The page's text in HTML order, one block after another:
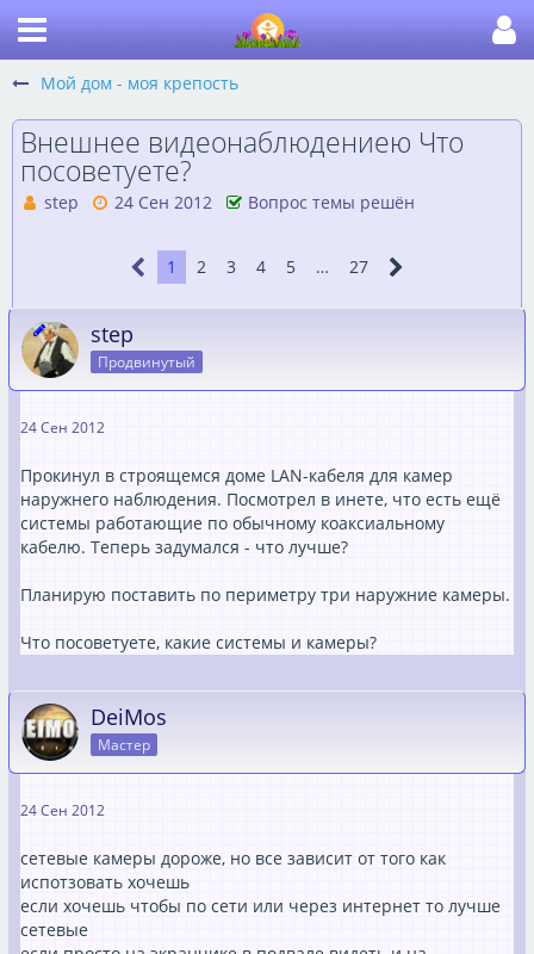
Мой дом - моя крепость
Внешнее видеонаблюдениею Что
посоветуете?
step 24 Сен 2012 Вопрос темы решён
1 2 3 4 5 … 27
step
Продвинутый
24 Сен 2012
Прокинул в строящемся доме LAN-кабеля для камер
наружнего наблюдения. Посмотрел в инете, что есть ещё
системы работающие по обычному коаксиальному
кабелю. Теперь задумался - что лучше?
Планирую поставить по периметру три наружние камеры.
Что посоветуете, какие системы и камеры?
DeiMos
Мастер
24 Сен 2012
сетевые камеры дороже, но все зависит от того как
испотзовать хочешь
если хочешь чтобы по сети или через интернет то лучше
сетевые